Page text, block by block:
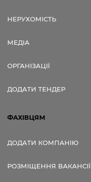
НЕРУХОМІСТЬ
МЕДІА
ОРГАНІЗАЦІЇ
ДОДАТИ ТЕНДЕР
ФАХІВЦЯМ
ДОДАТИ КОМПАНІЮ
РОЗМІЩЕННЯ ВАКАНСІЇ